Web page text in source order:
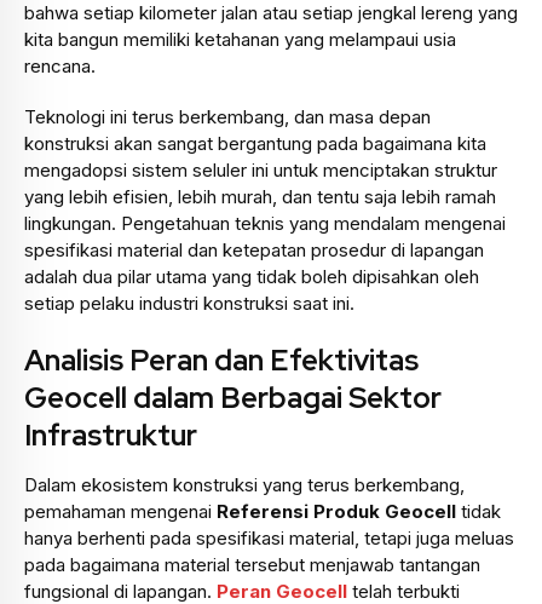
bahwa setiap kilometer jalan atau setiap jengkal lereng yang
kita bangun memiliki ketahanan yang melampaui usia
rencana.
Teknologi ini terus berkembang, dan masa depan
konstruksi akan sangat bergantung pada bagaimana kita
mengadopsi sistem seluler ini untuk menciptakan struktur
yang lebih efisien, lebih murah, dan tentu saja lebih ramah
lingkungan. Pengetahuan teknis yang mendalam mengenai
spesifikasi material dan ketepatan prosedur di lapangan
adalah dua pilar utama yang tidak boleh dipisahkan oleh
setiap pelaku industri konstruksi saat ini.
Analisis Peran dan Efektivitas
Geocell dalam Berbagai Sektor
Infrastruktur
Dalam ekosistem konstruksi yang terus berkembang,
pemahaman mengenai Referensi Produk Geocell tidak
hanya berhenti pada spesifikasi material, tetapi juga meluas
pada bagaimana material tersebut menjawab tantangan
fungsional di lapangan. Peran Geocell telah terbukti